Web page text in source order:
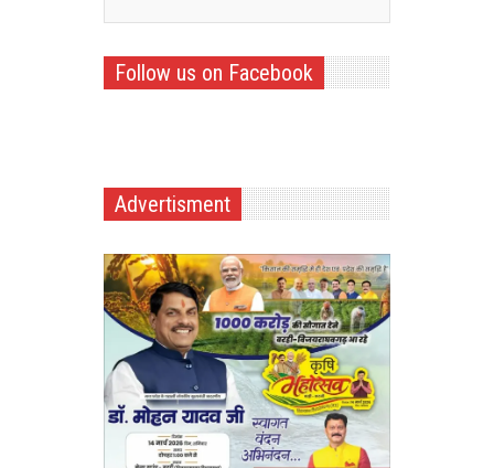
Follow us on Facebook
Advertisment